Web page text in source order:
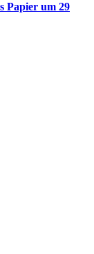
Papier um 29